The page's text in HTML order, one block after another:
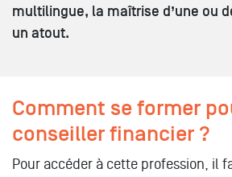
multilingue, la maîtrise d’une ou
un atout.
Comment se former
conseiller financier ?
Pour accéder à cette profession, il